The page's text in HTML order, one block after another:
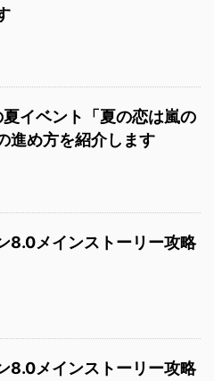
イベント「夏の恋は嵐の
進め方を紹介します
8.0メインストーリー攻略
8.0メインストーリー攻略